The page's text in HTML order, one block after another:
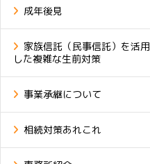
成年後見
家族信託（民事信託）を活用
した複雑な生前対策
事業承継について
相続対策あれこれ